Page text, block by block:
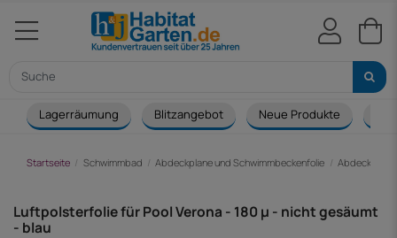
Lagerräumung Blitzangebot Neue Produkte
Startseite Schwimmbad Abdeckplane und Schwimmbeckenfolie
Luftpolsterfolie für Pool Verona - 180 µ - nicht gesäumt
- blau